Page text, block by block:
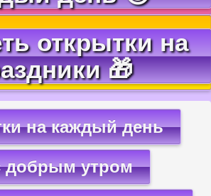
открытки на
🎁
на каждый день
добрым утром